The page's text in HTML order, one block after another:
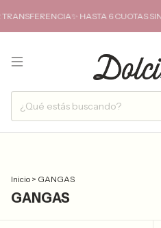
HASTA 6 CUOTAS SIN
Inicio > GANGAS
GANGAS